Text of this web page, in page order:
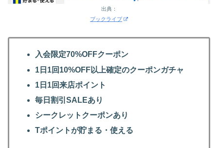
出典：
ブックライブ
入会限定70%OFFクーポン
1日1回10%OFF以上確定のクーポンガチャ
1日1回来店ポイント
毎日割引SALEあり
シークレットクーポンあり
Tポイントが貯まる・使える